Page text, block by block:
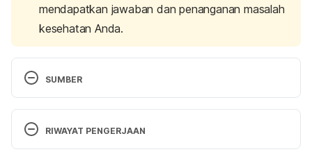
mendapatkan jawaban dan penanganan masalah
kesehatan Anda.
SUMBER
Swallowed (or Inhaled) Foreign Object.
https://www.healthline.com/health/foreign-object-
inhaled-or-swallowed
RIWAYAT PENGERJAAN